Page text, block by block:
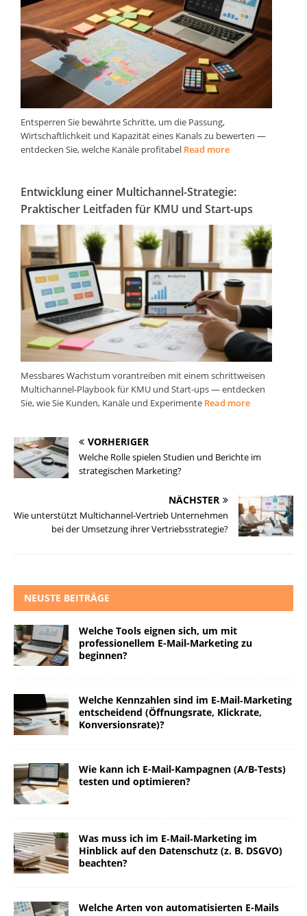
Entsperren Sie bewährte Schritte, um die Passung,
Wirtschaftlichkeit und Kapazität eines Kanals zu bewerten —
entdecken Sie, welche Kanäle profitabel Read more
Entwicklung einer Multichannel-Strategie:
Praktischer Leitfaden für KMU und Start-ups
Messbares Wachstum vorantreiben mit einem schrittweisen
Multichannel-Playbook für KMU und Start-ups — entdecken
Sie, wie Sie Kunden, Kanäle und Experimente Read more
VORHERIGER
Welche Rolle spielen Studien und Berichte im
strategischen Marketing?
NÄCHSTER
Wie unterstützt Multichannel-Vertrieb Unternehmen
bei der Umsetzung ihrer Vertriebsstrategie?
NEUSTE BEITRÄGE
Welche Tools eignen sich, um mit
professionellem E-Mail-Marketing zu
beginnen?
Welche Kennzahlen sind im E‑Mail‑Marketing
entscheidend (Öffnungsrate, Klickrate,
Konversionsrate)?
Wie kann ich E-Mail-Kampagnen (A/B-Tests)
testen und optimieren?
Was muss ich im E‑Mail‑Marketing im
Hinblick auf den Datenschutz (z. B. DSGVO)
beachten?
Welche Arten von automatisierten E-Mails